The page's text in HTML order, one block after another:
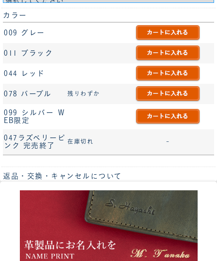
カラー
009 グレー
011 ブラック
044 レッド
078 パープル 残りわずか
099 シルバー W
EB限定
047ラズベリーピ
ンク 完売終了
在庫切れ -
返品・交換・キャンセルについて